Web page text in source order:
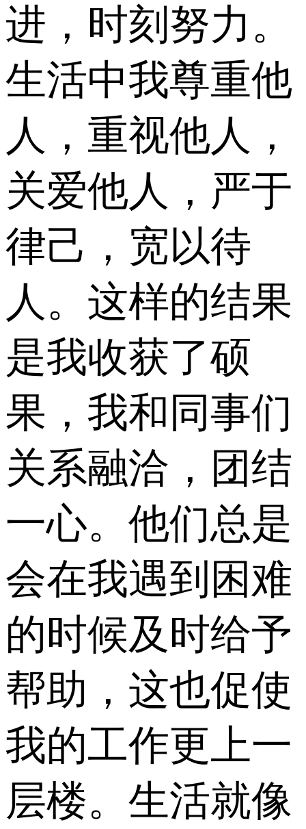
进，时刻努力。
生活中我尊重他
人，重视他人，
关爱他人，严于
律己，宽以待
人。这样的结果
是我收获了硕
果，我和同事们
关系融洽，团结
一心。他们总是
会在我遇到困难
的时候及时给予
帮助，这也促使
我的工作更上一
层楼。生活就像